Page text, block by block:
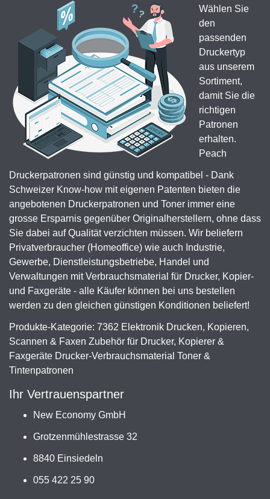
Wählen Sie
den
passenden
Druckertyp
aus unserem
Sortiment,
damit Sie die
richtigen
Patronen
erhalten.
Peach
Druckerpatronen sind günstig und kompatibel - Dank
Schweizer Know-how mit eigenen Patenten bieten die
angebotenen Druckerpatronen und Toner immer eine
grosse Ersparnis gegenüber Originalherstellern, ohne dass
Sie dabei auf Qualität verzichten müssen. Wir beliefern
Privatverbraucher (Homeoffice) wie auch Industrie,
Gewerbe, Dienstleistungsbetriebe, Handel und
Verwaltungen mit Verbrauchsmaterial für Drucker, Kopier-
und Faxgeräte - alle Käufer können bei uns bestellen
werden zu den gleichen günstigen Konditionen beliefert!
Produkte-Kategorie: 7362 Elektronik Drucken, Kopieren,
Scannen & Faxen Zubehör für Drucker, Kopierer &
Faxgeräte Drucker-Verbrauchsmaterial Toner &
Tintenpatronen
Ihr Vertrauenspartner
New Economy GmbH
Grotzenmühlestrasse 32
8840 Einsiedeln
055 422 25 90